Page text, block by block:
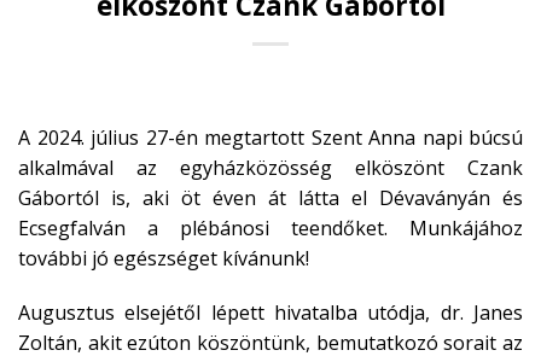
A 2024. július 27-én megtartott Szent Anna napi búcsú
alkalmával az egyházközösség elköszönt Czank
Gábortól is, aki öt éven át látta el Dévaványán és
Ecsegfalván a plébánosi teendőket. Munkájához
további jó egészséget kívánunk!
Augusztus elsejétől lépett hivatalba utódja, dr. Janes
Zoltán, akit ezúton köszöntünk, bemutatkozó sorait az